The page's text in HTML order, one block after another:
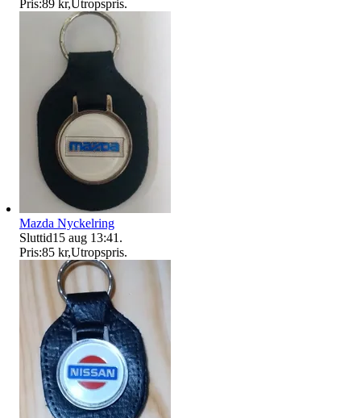
Pris:89 kr,Utropspris.
Mazda Nyckelring
Sluttid15 aug 13:41 .
Pris:85 kr,Utropspris.